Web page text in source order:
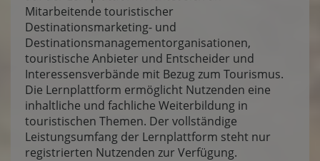
Mitarbeitende touristischer
Destinationsmarketing- und
Destinationsmanagementorganisationen,
touristische Anbieter und Entscheider und
Interessensverbände mit Bezug zum Tourismus.
Die Lernplattform ermöglicht Nutzenden eine
inhaltliche und fachliche Weiterbildung in
touristischen Themen. Der vollständige
Leistungsumfang der Lernplattform steht nur
registrierten Nutzenden zur Verfügung.